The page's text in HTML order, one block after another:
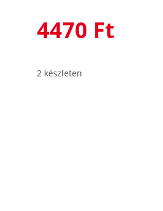
4470 Ft
2 készleten